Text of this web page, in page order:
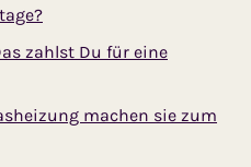
zahlst Du für eine
machen sie zum